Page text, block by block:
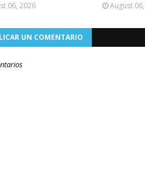
06, 2026 August
UN COMENTARIO